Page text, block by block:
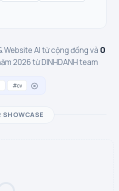
Website AI từ cộng đồng và 0
2026 từ DINHDANH team
#cv
SHOWCASE